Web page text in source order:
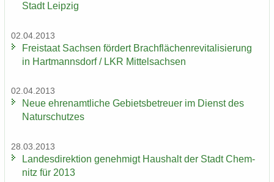
Stadt Leip­zig
02.04.2013
Frei­staat Sach­sen för­dert Brach­flä­chen­re­vi­ta­li­sie­rung
in Hart­manns­dorf / LKR Mit­tel­sach­sen
02.04.2013
Neue eh­ren­amt­li­che Ge­biets­be­treu­er im Dienst des
Na­tur­schut­zes
28.03.2013
Lan­des­di­rek­ti­on ge­neh­migt Haus­halt der Stadt Chem­
nitz für 2013